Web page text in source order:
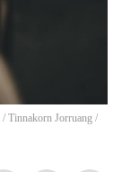
/ Tinnakorn Jorruang /